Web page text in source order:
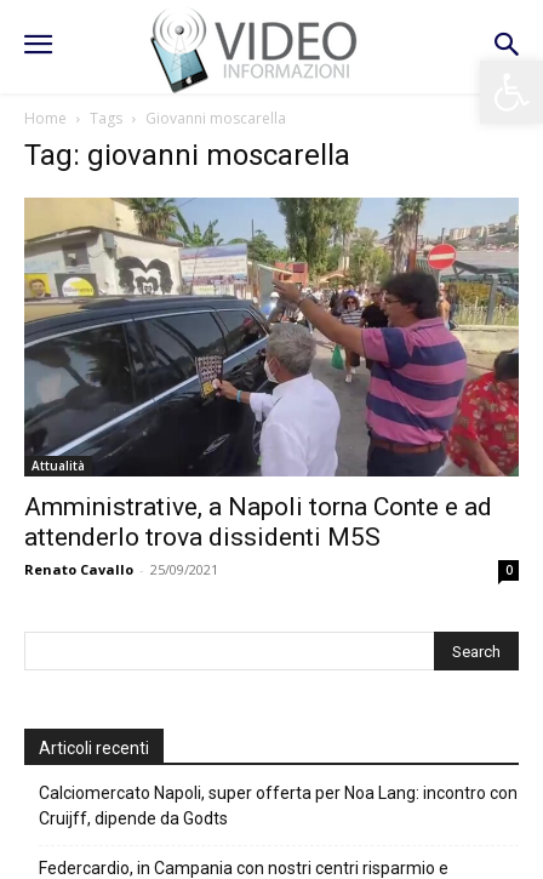
Home Tags Giovanni moscarella
Tag: giovanni moscarella
Attualità
Amministrative, a Napoli torna Conte e ad
attenderlo trova dissidenti M5S
Renato Cavallo - 25/09/2021 0
Articoli recenti
Calciomercato Napoli, super offerta per Noa Lang: incontro con
Cruijff, dipende da Godts
Federcardio, in Campania con nostri centri risparmio e